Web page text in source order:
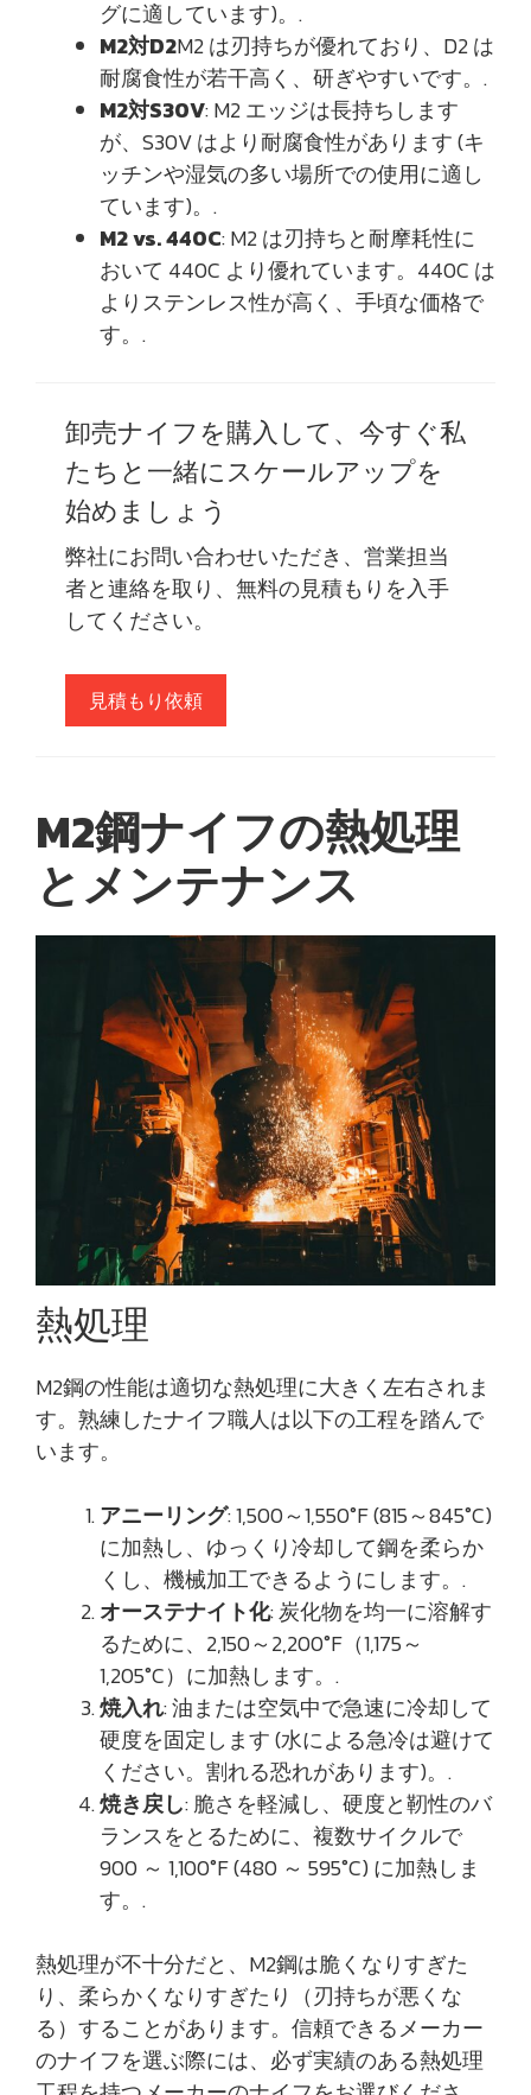
グに適しています)。.
M2対D2M2 は刃持ちが優れており、D2 は
耐腐食性が若干高く、研ぎやすいです。.
M2対S30V: M2 エッジは長持ちします
が、S30V はより耐腐食性があります (キ
ッチンや湿気の多い場所での使用に適し
ています)。.
M2 vs. 440C: M2 は刃持ちと耐摩耗性に
おいて 440C より優れています。440C は
よりステンレス性が高く、手頃な価格で
す。.
卸売ナイフを購入して、今すぐ私
たちと一緒にスケールアップを
始めましょう
弊社にお問い合わせいただき、営業担当
者と連絡を取り、無料の見積もりを入手
してください。
見積もり依頼
M2鋼ナイフの熱処理
とメンテナンス
熱処理
M2鋼の性能は適切な熱処理に大きく左右されま
す。熟練したナイフ職人は以下の工程を踏んで
います。
アニーリング: 1,500～1,550°F (815～845°C)
に加熱し、ゆっくり冷却して鋼を柔らか
くし、機械加工できるようにします。.
オーステナイト化: 炭化物を均一に溶解す
るために、2,150～2,200°F（1,175～
1,205°C）に加熱します。.
焼入れ: 油または空気中で急速に冷却して
硬度を固定します (水による急冷は避けて
ください。割れる恐れがあります)。.
焼き戻し: 脆さを軽減し、硬度と靭性のバ
ランスをとるために、複数サイクルで
900 ～ 1,100°F (480 ～ 595°C) に加熱しま
す。.
熱処理が不十分だと、M2鋼は脆くなりすぎた
り、柔らかくなりすぎたり（刃持ちが悪くな
る）することがあります。信頼できるメーカー
のナイフを選ぶ際には、必ず実績のある熱処理